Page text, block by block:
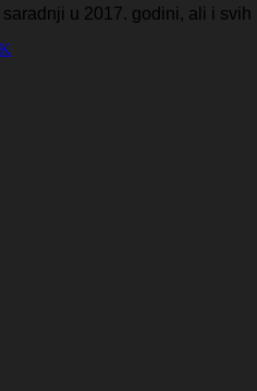
u 2017. godini, ali i svih